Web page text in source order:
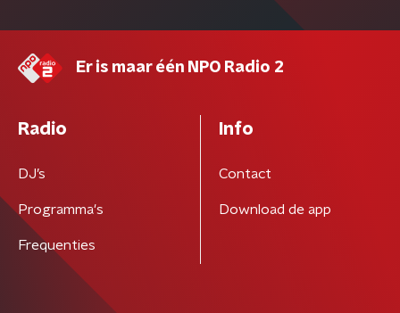
Er is maar één NPO Radio 2
Radio
DJ’s
Programma's
Frequenties
Info
Contact
Download de app